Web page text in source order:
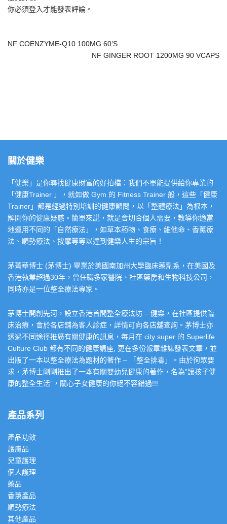
你必須登入才能發表評論。
NF COENZYME-Q10 100MG 60’S
NF GINGER ROOT 1200MG 90 VCAPS
關於健樂
「健樂」是你尋找健康財富的好拍檔：我們不單能提供給你專業的
「健康Trainer 」，就如做 Gym 的 Fitness Trainer 般，這些「健康
Trainer」都是經過特別培訓的健康顧問，以「整體療法」為根本，
解開你的健康疑惑。簡單來説，就是會切合個人需要，教導你適當
地運用不同的「自然療法」，如草本葯物、食療、維他命、香薰療
法、順勢療法、按摩等等以達到健樂人生的宗旨！
茅菁華博士 (茅博士) 畢業於美國南加州大學臨床藥劑系，在美國及
香港執業超過30年，曾任職多家醫院、社區藥房和生物科技公司，
同時亦是一位整全療法專家。
茅博士開創先河，設立香港首間整全療法坊 – 健樂，在社區提供臨
床治療，會於各店舖為客人診症，詳情可向各店舖查詢。茅博士亦
透過不同途徑推廣有關健康的訊息，每月在 city super 的 Superlife
Culture Club 都有不同的健康講座, 更在多份報章雜誌發表文章，並
出版了一本以整全療法為題材的著作 – 「整全排毒」。由於徇眾要
求，茅博士剛剛推出了一本有關嬰幼兒健康的著作，名為”讓孩子健
康的整全生活”，關心子女健康的你絕不容錯過!!!
產品系列
產品功效
護膚品
兒童護理
個人護理
藥品
香薰產品
順勢療法
其他產品